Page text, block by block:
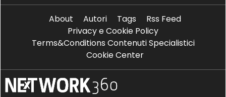
About Autori Tags
Rss Feed
Privacy e Cookie Policy
Terms&Conditions Contenuti Specialistici
Cookie Center